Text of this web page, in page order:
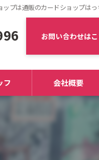
ップは通販のカードショップは
お問い合わせは
フ 会社概要